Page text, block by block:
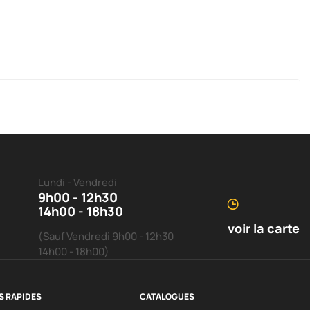
Lundi - Vendredi
9h00 - 12h30
14h00 - 18h30
(Sauf Vendredi 9h00 - 12h30
14h00 - 18h00)
voir la carte
RAPIDES CATALOGUES